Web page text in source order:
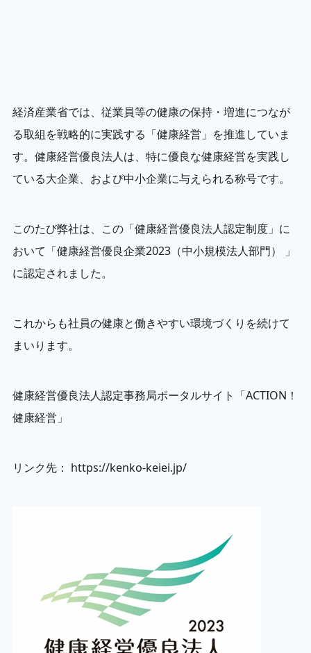
経済産業省では、従業員等の健康の保持・増進につなが
る取組を戦略的に実践する「健康経営」を推進していま
す。健康経営優良法人は、特に優良な健康経営を実践し
ている大企業、および中小企業に与えられる称号です。
このたび弊社は、この「健康経営優良法人認定制度」に
おいて「健康経営優良企業2023（中小規模法人部門） 」
に認定されました。
これからも社員の健康と働きやすい環境づくりを続けて
まいります。
健康経営優良法人認定事務局ポータルサイト「ACTION！
健康経営」
リンク先： https://kenko-keiei.jp/